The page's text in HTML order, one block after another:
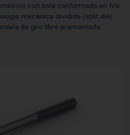
con bola conformado en frío
mecánica dividida (split die)
de giro libre premontada